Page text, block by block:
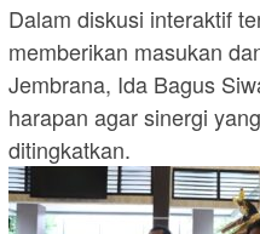
Dalam diskusi interaktif
memberikan masukan
Jembrana, Ida Bagus
harapan agar sinergi
ditingkatkan.